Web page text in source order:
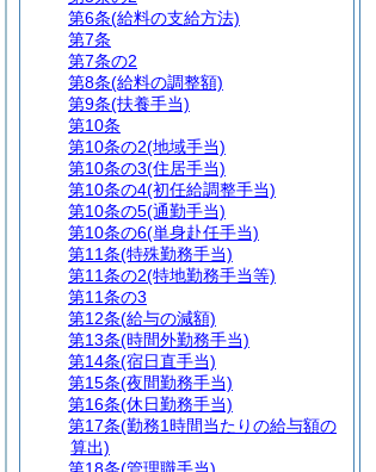
第6条(給料の支給方法)
第7条
第7条の2
第8条(給料の調整額)
第9条(扶養手当)
第10条
第10条の2(地域手当)
第10条の3(住居手当)
第10条の4(初任給調整手当)
第10条の5(通勤手当)
第10条の6(単身赴任手当)
第11条(特殊勤務手当)
第11条の2(特地勤務手当等)
第11条の3
第12条(給与の減額)
第13条(時間外勤務手当)
第14条(宿日直手当)
第15条(夜間勤務手当)
第16条(休日勤務手当)
第17条(勤務1時間当たりの給与額の
算出)